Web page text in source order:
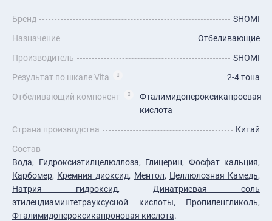
Бренд
SHOMI
Назначение
Отбеливающие
Производитель
SHOMI
Результат по шкале Vita
2-4 тона
Отбеливающий компонент
Фталимидопероксикапроевая
кислота
Страна производства
Китай
Состав
Вода, Гидроксиэтилцелюллоза, Глицерин, Фосфат кальция,
Карбомер, Кремния диоксид, Ментол, Целлюлозная Камедь,
Натрия гидроксид, Динатриевая соль
этилендиаминтетрауксусной кислоты, Пропиленгликоль,
Фталимидопероксикапроновая кислота.